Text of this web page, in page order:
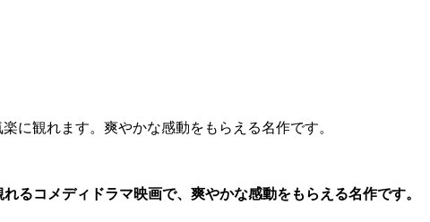
に観れます。爽やかな感動をもらえる名作です。
るコメディドラマ映画で、爽やかな感動をもらえる名作です。